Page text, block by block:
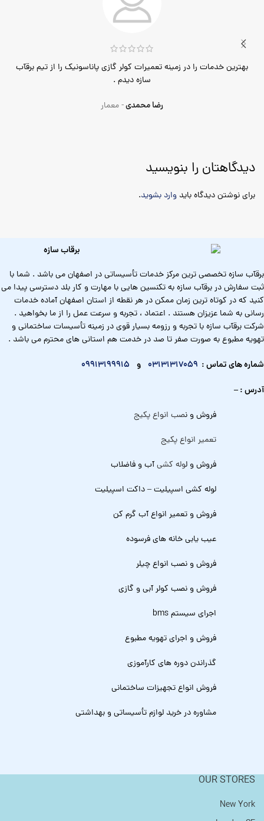
بهترین خدمات را در زمینه تعمیرات کولر گازی پاناسونیک را از تیم برقآب
سازه دیدم .
رضا محمدی معمار
دیدگاهتان را بنویسید
برای نوشتن دیدگاه باید وارد بشوید.
برقآب سازه تخصصی ترین مرکز خدمات تأسیساتی در اصفهان می باشد . شما با
ثبت سفارش در برقآب سازه به تکنسین هایی با مهارت و کار بلد دسترسی پیدا می
کنید که در کوتاه ترین زمان ممکن در هر نقطه از استان اصفهان آماده خدمات
رسانی به شما عزیزان هستند . اعتماد ، تجربه و سرعت عمل را از ما بخواهید .
شرکت برقآب سازه با تجربه و رزومه بسیار قوی در زمینه تأسیسات ساختمانی و
تهویه مطبوع به صورت صفر تا صد در خدمت هم استانی های محترم می باشد .
شماره های تماس : 03131317059 و 09913199915
آدرس : –
فروش و نصب انواع پکیج
تعمیر انواع پکیج
فروش و لوله کشیآب و فاضلاب
لوله کشی اسپیلیت – داکت اسپیلیت
فروش و تعمیر انواع آب گرم کن
عیب یابی خانه های فرسوده
فروش و نصب انواع چیلر
فروش و نصب کولر آبی و گازی
اجرای سیستم bms
فروش و اجرای تهویه مطبوع
گذراندن دوره های کارآموزی
فروش انواع تجهیزات ساختمانی
مشاوره در خرید لوازم تأسیساتی و بهداشتی
OUR STORES
New York